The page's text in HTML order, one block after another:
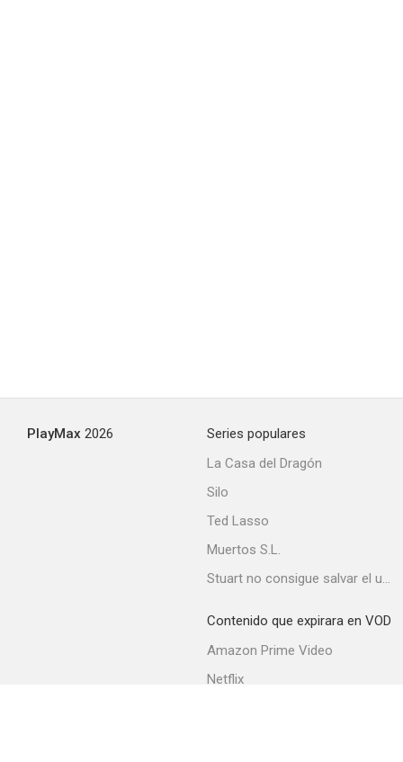
PlayMax 2026
Series populares
La Casa del Dragón
Silo
Ted Lasso
Muertos S.L.
Stuart no consigue salvar el universo
Contenido que expirara en VOD
Amazon Prime Video
Netflix